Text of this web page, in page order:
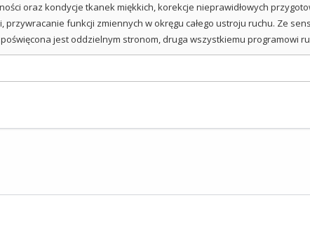
oraz kondycje tkanek miękkich, korekcje nieprawidłowych
funkcji zmiennych w okręgu całego ustroju ruchu. Ze
jest oddzielnym stronom, druga wszystkiemu programowi